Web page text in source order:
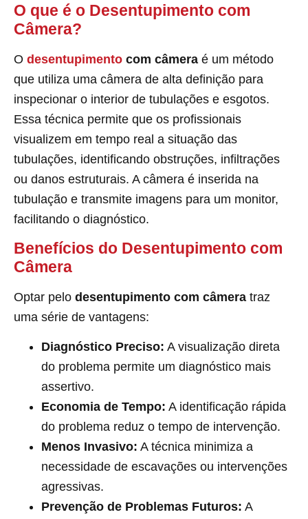
O que é o Desentupimento com
Câmera?
O desentupimento com câmera é um método
que utiliza uma câmera de alta definição para
inspecionar o interior de tubulações e esgotos.
Essa técnica permite que os profissionais
visualizem em tempo real a situação das
tubulações, identificando obstruções, infiltrações
ou danos estruturais. A câmera é inserida na
tubulação e transmite imagens para um monitor,
facilitando o diagnóstico.
Benefícios do Desentupimento com
Câmera
Optar pelo desentupimento com câmera traz
uma série de vantagens:
Diagnóstico Preciso: A visualização direta
do problema permite um diagnóstico mais
assertivo.
Economia de Tempo: A identificação rápida
do problema reduz o tempo de intervenção.
Menos Invasivo: A técnica minimiza a
necessidade de escavações ou intervenções
agressivas.
Prevenção de Problemas Futuros: A